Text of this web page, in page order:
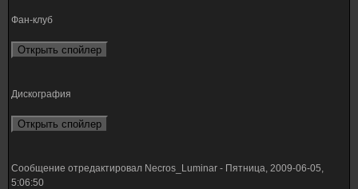
Фан-клуб
Дискография
Сообщение отредактировал Necros_Luminar - Пятница, 2009-06-05,
5:06:50